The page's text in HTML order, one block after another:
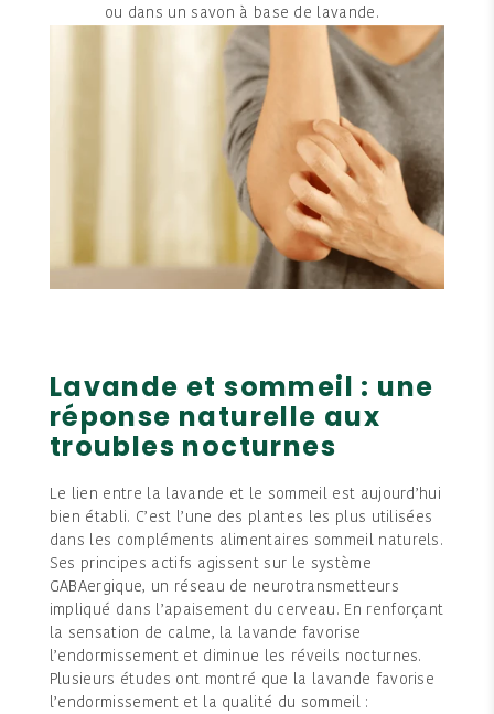
ou dans un savon à base de lavande.
Lavande et sommeil : une
réponse naturelle aux
troubles nocturnes
Le lien entre la lavande et le sommeil est aujourd’hui
bien établi. C’est l’une des plantes les plus utilisées
dans les compléments alimentaires sommeil naturels.
Ses principes actifs agissent sur le système
GABAergique, un réseau de neurotransmetteurs
impliqué dans l’apaisement du cerveau. En renforçant
la sensation de calme, la lavande favorise
l’endormissement et diminue les réveils nocturnes.
Plusieurs études ont montré que la lavande favorise
l’endormissement et la qualité du sommeil :